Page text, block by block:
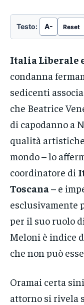
Testo: A- Reset
Italia Liberale
condanna
sedicenti
che Beatrice
di capodanno a
qualità
mondo – lo
coordinatore di
Toscana– e
esclusivamente
per il suo ruolo
Meloni è indice
che non può
Oramai certa
attorno si rivela